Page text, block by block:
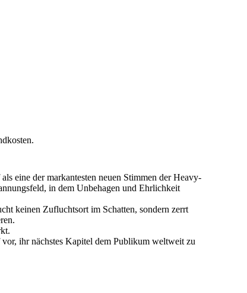
eine der markantesten neuen Stimmen der Heavy-
in dem Unbehagen und Ehrlichkeit
keinen Zufluchtsort im Schatten, sondern zerrt
ihr nächstes Kapitel dem Publikum weltweit zu